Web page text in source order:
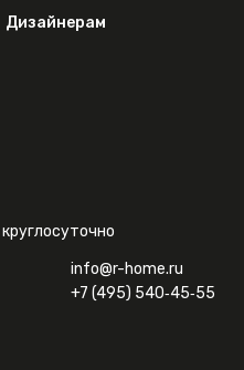
info@r-home.ru
+7 (495) 540‑45‑55
Дизайнерам